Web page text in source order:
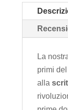
La
primi
alla